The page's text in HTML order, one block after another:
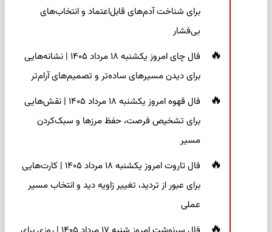
برای شناخت آدم‌های قابل‌اعتماد و انتخاب‌های
بی‌فشار
فال چای امروز یکشنبه ۱۸ مرداد ۱۴۰۵ | نشانه‌هایی
برای دیدن مسیرهای ساده‌تر و تصمیم‌های آرام‌تر
فال قهوه امروز یکشنبه ۱۸ مرداد ۱۴۰۵ | نقش‌هایی
برای تشخیص فرصت، حفظ مرزها و سبک‌کردن
مسیر
فال تاروت امروز یکشنبه ۱۸ مرداد ۱۴۰۵ | کارت‌هایی
برای عبور از تردید، تغییر زاویه دید و انتخاب مسیر
عملی